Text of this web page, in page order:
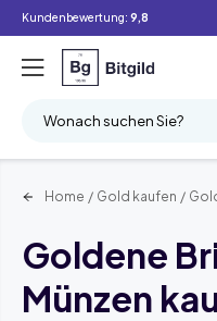
Kundenbewertung: 9,8
Wonach suchen Sie?
Filter
Home / Gold kaufen /
Goldene
Münzen